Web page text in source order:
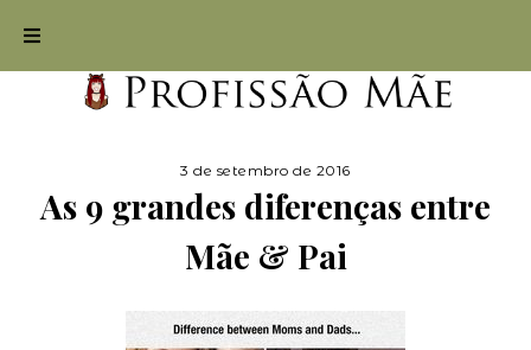
3 de setembro de 2016
As 9 grandes diferenças entre
Mãe & Pai